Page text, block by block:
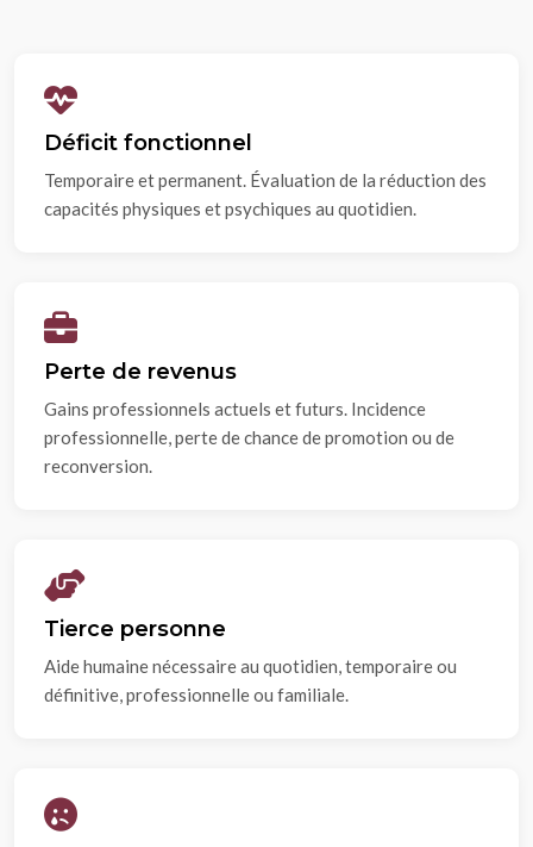
Déficit fonctionnel
Temporaire et permanent. Évaluation de la réduction des
capacités physiques et psychiques au quotidien.
Perte de revenus
Gains professionnels actuels et futurs. Incidence
professionnelle, perte de chance de promotion ou de
reconversion.
Tierce personne
Aide humaine nécessaire au quotidien, temporaire ou
définitive, professionnelle ou familiale.